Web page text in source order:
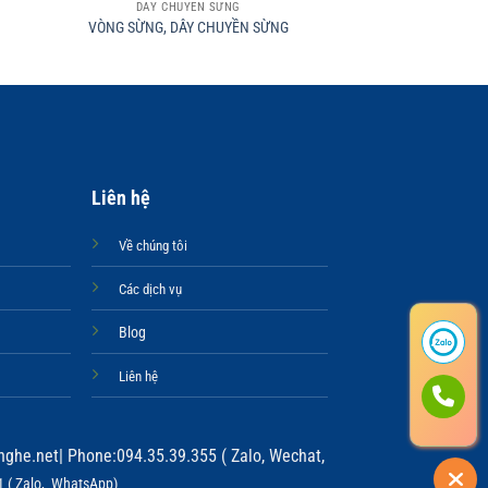
DÂY CHUYỀN SỪNG
VÒNG SỪNG, DÂY CHUYỀN SỪNG
Liên hệ
Về chúng tôi
Các dịch vụ
Blog
Liên hệ
| Phone:094.35.39.355 ( Zalo, Wechat,
( Zalo, WhatsApp)